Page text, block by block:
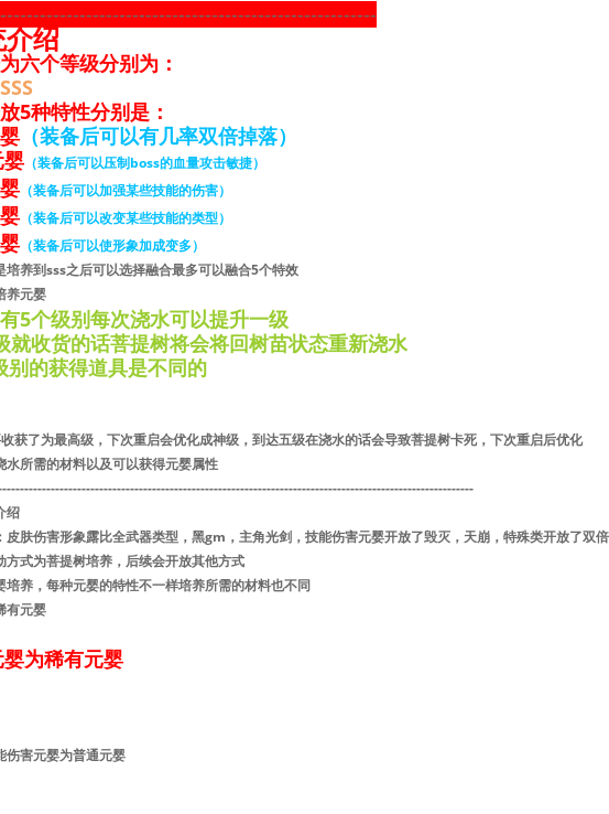
绍
六个等级分别为：
5种特性分别是：
（装备后可以有几率双倍掉落）
（装备后可以压制boss的血量攻击敏捷）
（装备后可以加强某些技能的伤害）
（装备后可以改变某些技能的类型）
（装备后可以使形象加成变多）
培养到sss之后可以选择融合最多可以融合5个特效
养元婴
5个级别每次浇水可以提升一级
就收货的话菩提树将会将回树苗状态重新浇水
别的获得道具是不同的
获了为最高级，下次重启会优化成神级，到达五级在浇水的话会导致菩提树卡死，下次重启后优化
水所需的材料以及可以获得元婴属性
绍
皮肤伤害形象露比全武器类型，黑gm，主角光剑，技能伤害元婴开放了毁灭，天崩，特殊类开放了双
方式为菩提树培养，后续会开放其他方式
培养，每种元婴的特性不一样培养所需的材料也不同
有元婴
为稀有元婴
伤害元婴为普通元婴